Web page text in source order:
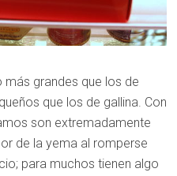
más grandes que los de
que los de gallina. Con
son extremadamente
de la yema al romperse
para muchos tienen algo